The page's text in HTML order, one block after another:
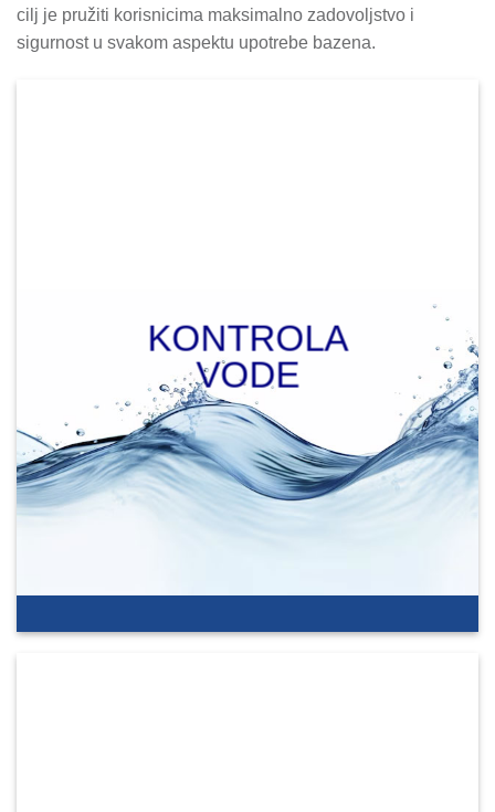
cilj je pružiti korisnicima maksimalno zadovoljstvo i
sigurnost u svakom aspektu upotrebe bazena.
KONTROLA
VODE